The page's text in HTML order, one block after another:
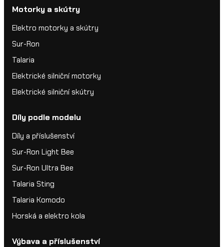
Motorky a skútry
Elektro motorky a skútry
Sur-Ron
Talaria
Elektrické silniční motorky
Elektrické silniční skútry
Díly podle modelu
Díly a příslušenství
Sur-Ron Light Bee
Sur-Ron Ultra Bee
Talaria Sting
Talaria Komodo
Horská a elektro kola
Výbava a příslušenství